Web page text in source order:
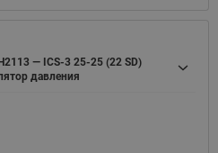
— ICS-3 25-25 (22 SD)
давления